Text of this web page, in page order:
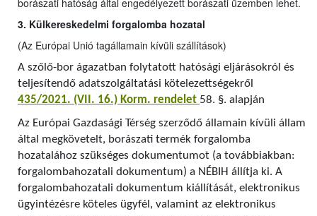
borászati hatóság által engedélyezett borászati üzemben lehet.
3. Külkereskedelmi forgalomba hozatal
(Az Európai Unió tagállamain kívüli szállítások)
A szőlő-bor ágazatban folytatott hatósági eljárásokról és
teljesítendő adatszolgáltatási kötelezettségekről
435/2021. (VII. 16.) Korm. rendelet 58. §. alapján
Az Európai Gazdasági Térség szerződő államain kívüli állam
által megkövetelt, borászati termék forgalomba
hozatalához szükséges dokumentumot (a továbbiakban:
forgalombahozatali dokumentum) a NÉBIH állítja ki. A
forgalombahozatali dokumentum kiállítását, elektronikus
ügyintézésre köteles ügyfél, valamint az elektronikus